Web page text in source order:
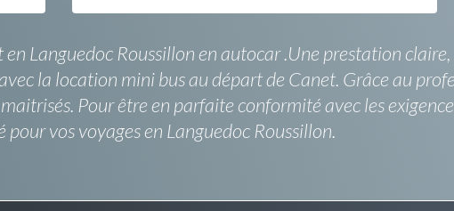
Languedoc Roussillon en autocar .Une prestation
la location mini bus au départ de Canet. Grâce au
Pour être en parfaite conformité avec les
vos voyages en Languedoc Roussillon.